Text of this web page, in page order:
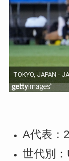
A代表：
世代別